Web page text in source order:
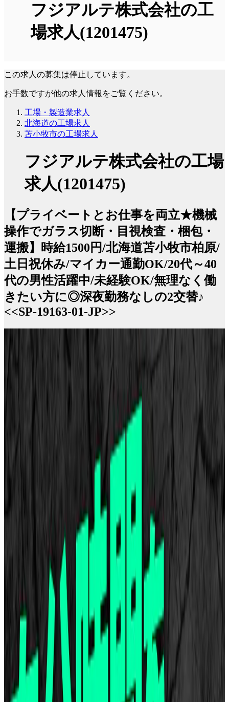
フジアルテ株式会社の工
場求人(1201475)
この求人の募集は停止しています。
お手数ですが他の求人情報をご覧ください。
工場・製造業求人
北海道の工場求人
苫小牧市の工場求人
フジアルテ株式会社の工場
求人(1201475)
【プライベートとお仕事を両立★機械
操作でガラス切断・目視検査・梱包・
運搬】時給1500円/北海道苫小牧市柏原/
土日祝休み/マイカー通勤OK/20代～40
代の男性活躍中/未経験OK/無理なく働
きたい方に◎深夜勤務なしの2交替♪
<<SP-19163-01-JP>>